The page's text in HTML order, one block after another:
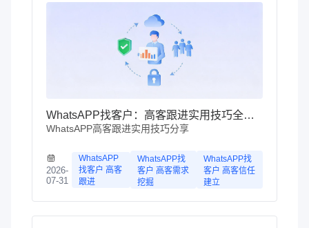
WhatsAPP找客户：高客跟进实用技巧全解析
WhatsAPP高客跟进实用技巧分享
2026-
07-31
WhatsAPP
找客户 高客
跟进
WhatsAPP找
客户 高客需求
挖掘
WhatsAPP找
客户 高客信任
建立